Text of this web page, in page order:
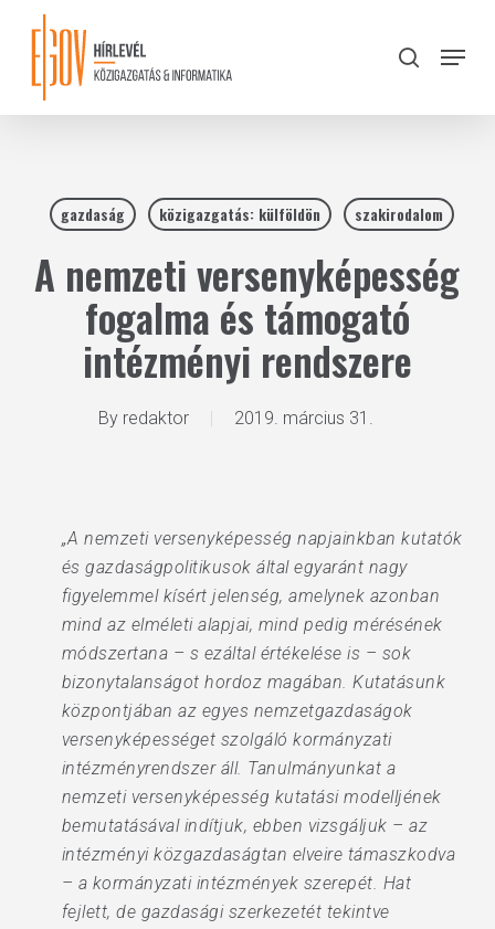
content
search
Menu
gazdaság közigazgatás: külföldön szakirodalom
A nemzeti versenyképesség
fogalma és támogató
intézményi rendszere
By redaktor 2019. március 31.
„A nemzeti versenyképesség napjainkban kutatók
és gazdaságpolitikusok által egyaránt nagy
figyelemmel kísért jelenség, amelynek azonban
mind az elméleti alapjai, mind pedig mérésének
módszertana – s ezáltal értékelése is – sok
bizonytalanságot hordoz magában. Kutatásunk
központjában az egyes nemzetgazdaságok
versenyképességet szolgáló kormányzati
intézményrendszer áll. Tanulmányunkat a
nemzeti versenyképesség kutatási modelljének
bemutatásával indítjuk, ebben vizsgáljuk – az
intézményi közgazdaságtan elveire támaszkodva
– a kormányzati intézmények szerepét. Hat
fejlett, de gazdasági szerkezetét tekintve
Close